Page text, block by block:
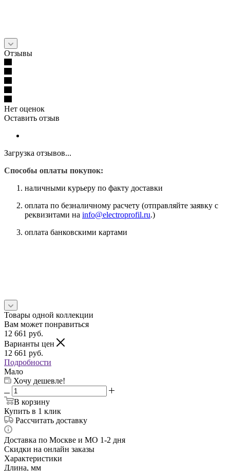
Отзывы
Нет оценок
Оставить отзыв
Загрузка отзывов...
Способы оплаты покупок:
наличными курьеру по факту доставки
оплата по безналичному расчету (отправляйте заявку с
реквизитами на info@electroprofil.ru.)
оплата банковскими картами
Товары одной коллекции
Вам может понравиться
12 661 руб.
Варианты цен
12 661 руб.
Подробности
Мало
Хочу дешевле!
В корзину
Купить в 1 клик
Рассчитать доставку
Доставка по Москве и МО 1-2 дня
Скидки на онлайн заказы
Характеристики
Длина, мм